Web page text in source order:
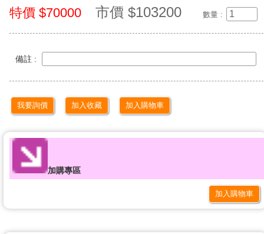
特價 $70000 市價 $103200 數量 :
備註 :
我要詢價 加入收藏 加入購物車
加購專區
加入購物車